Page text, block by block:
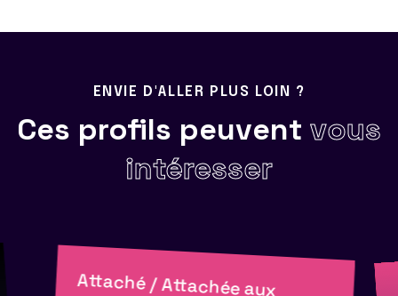
ENVIE D'ALLER PLUS LOIN ?
Ces profils peuvent vous
intéresser
Attaché / Attachée aux